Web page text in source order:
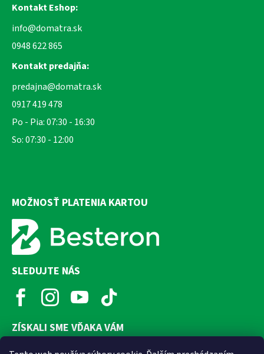
Kontakt Eshop:
info@domatra.sk
0948 622 865
Kontakt predajňa:
predajna@domatra.sk
0917 419 478
Po - Pia: 07:30 - 16:30
So: 07:30 - 12:00
MOŽNOSŤ PLATENIA KARTOU
SLEDUJTE NÁS
ZÍSKALI SME VĎAKA VÁM